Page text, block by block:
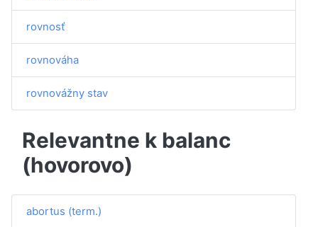
rovnosť
rovnováha
rovnovážny stav
Relevantne k balanc
(hovorovo)
abortus (term.)